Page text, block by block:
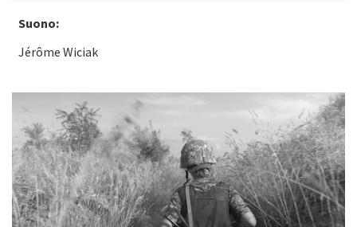
Suono:
Jérôme Wiciak